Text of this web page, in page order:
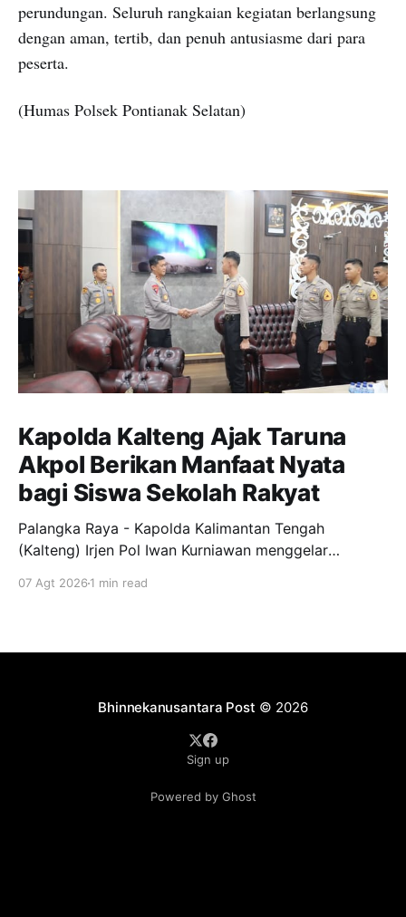
perundungan. Seluruh rangkaian kegiatan berlangsung
dengan aman, tertib, dan penuh antusiasme dari para
peserta.
(Humas Polsek Pontianak Selatan)
Kapolda Kalteng Ajak Taruna
Akpol Berikan Manfaat Nyata
bagi Siswa Sekolah Rakyat
Palangka Raya - Kapolda Kalimantan Tengah
(Kalteng) Irjen Pol Iwan Kurniawan menggelar
tingkat IV bertempat di ruang kerjanya, Jumat
07 Agt 2026 1 min read
Bhinnekanusantara Post © 2026
Sign up
Powered by Ghost